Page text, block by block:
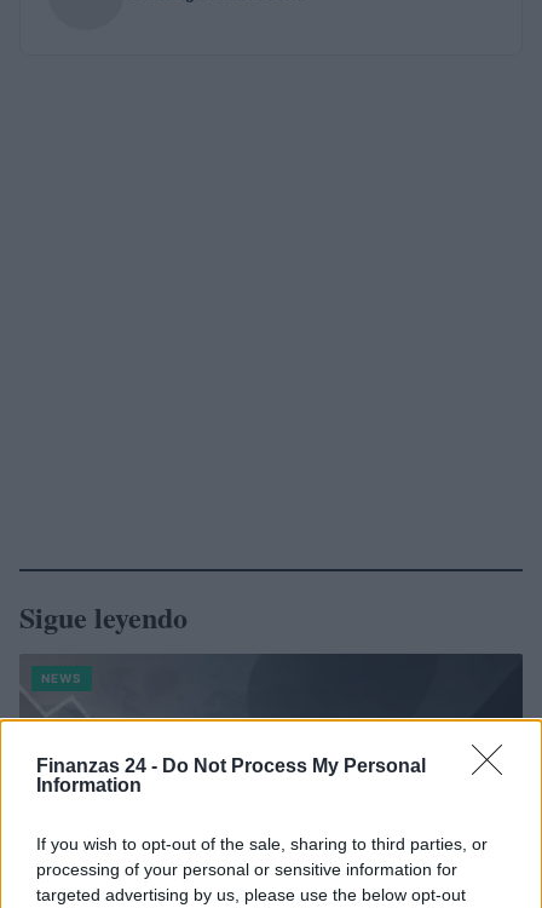
Finanzas 24 - Do Not Process My Personal
Information
If you wish to opt-out of the sale, sharing to third parties, or
processing of your personal or sensitive information for
targeted advertising by us, please use the below opt-out
Sigue leyendo
NEWS